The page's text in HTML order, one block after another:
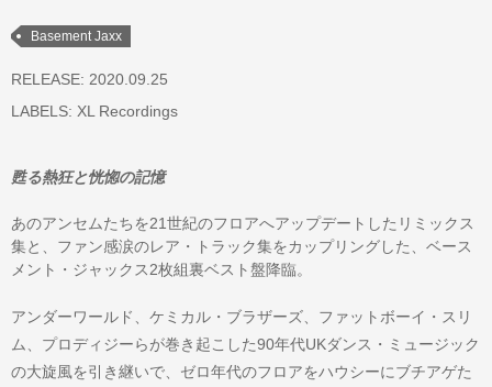
Basement Jaxx
RELEASE: 2020.09.25
LABELS: XL Recordings
甦る熱狂と恍惚の記憶
あのアンセムたちを21世紀のフロアへアップデートしたリミックス
集と、ファン感涙のレア・トラック集をカップリングした、ベース
メント・ジャックス2枚組裏ベスト盤降臨。
アンダーワールド、ケミカル・ブラザーズ、ファットボーイ・スリ
ム、プロディジーらが巻き起こした90年代UKダンス・ミュージック
の大旋風を引き継いで、ゼロ年代のフロアをハウシーにブチアゲた